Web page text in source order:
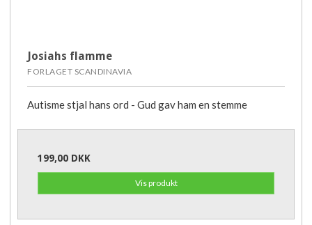
Josiahs flamme
FORLAGET SCANDINAVIA
Autisme stjal hans ord - Gud gav ham en stemme
199,00 DKK
Vis produkt